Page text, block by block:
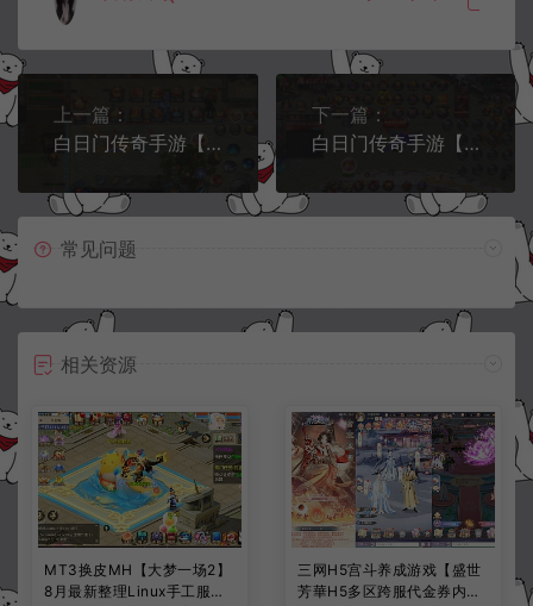
上一篇：
白日门传奇手游【龙岭迷窟快刀多区跨服完整版】4月最新整理Win一键服务端+全套客户端源码+服务端源码+管理后台+GM授权后台+安卓苹果双端+详细搭建教程+视频教程
下一篇：
白日门传奇手游【魔塔5多区跨服内购完整版】4月最新整理Win一键服务端+全套客户端源码+服务端源码+管理后台+GM授权后台+安卓苹果双端+详细搭建教程+视频教程
常见问题
相关资源
MT3换皮MH【大梦一场2】
8月最新整理Linux手工服务
三网H5宫斗养成游戏【盛世
芳華H5多区跨服代金券内购